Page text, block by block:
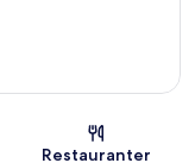
Restauranter